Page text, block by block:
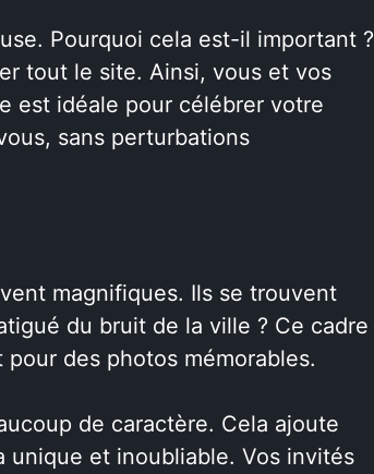
Pourquoi cela est-il important ?
tout le site. Ainsi, vous et vos
est idéale pour célébrer votre
sans perturbations
magnifiques. Ils se trouvent
du bruit de la ville ? Ce cadre
des photos mémorables.
de caractère. Cela ajoute
unique et inoubliable. Vos invités